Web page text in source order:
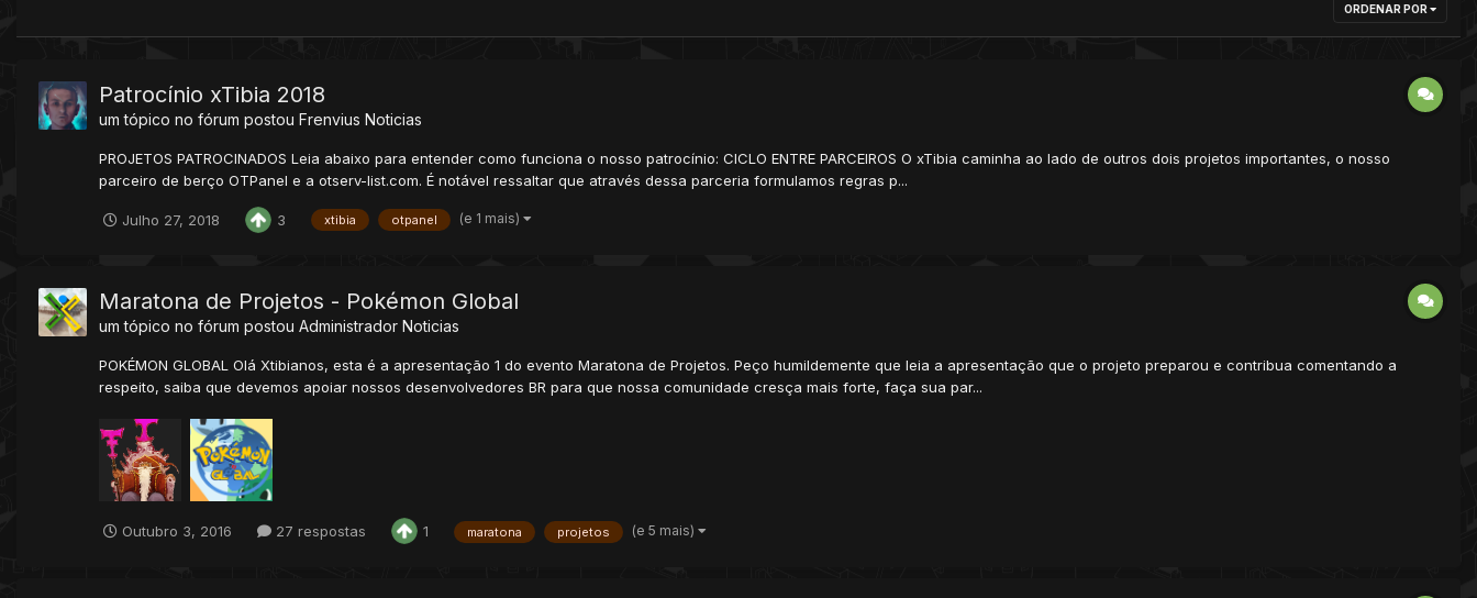
ORDENAR POR
Patrocínio xTibia 2018
um tópico no fórum postou Frenvius Noticias
PROJETOS PATROCINADOS Leia abaixo para entender como funciona o nosso patrocínio: CICLO ENTRE PARCEIROS O xTibia caminha ao lado de outros dois projetos importantes, o nosso
parceiro de berço OTPanel e a otserv-list.com. É notável ressaltar que através dessa parceria formulamos regras p...
Julho 27, 2018 3 xtibia otpanel (e 1 mais)
Maratona de Projetos - Pokémon Global
um tópico no fórum postou Administrador Noticias
POKÉMON GLOBAL Olá Xtibianos, esta é a apresentação 1 do evento Maratona de Projetos. Peço humildemente que leia a apresentação que o projeto preparou e contribua comentando a
respeito, saiba que devemos apoiar nossos desenvolvedores BR para que nossa comunidade cresça mais forte, faça sua par...
Outubro 3, 2016 27 respostas 1 maratona projetos (e 5 mais)